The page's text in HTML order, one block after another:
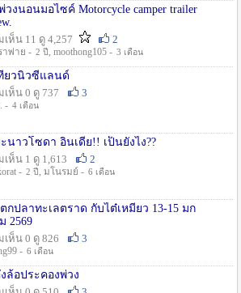
วงนอนมอไซค์ Motorcycle camper trailer
เห็น 11 ดู 4,257
2
าพ่าย - 2 ปี , moothong105 - 3 เดือน
ยวนิวซีแลนด์
เห็น 0 ดู 737
3
- 4 เดือน
นาวโซดา อินเดีย!! เป็นยังไง??
เห็น 1 ดู 1,613
2
- 2 ปี , มโนรมย์ - 6 เดือน
กปลาทะเลตราด กับไต๋เหมี่ยว 13-15 มก
2569
เห็น 0 ดู 826
3
- 6 เดือน
ล้อประคองพ่วง